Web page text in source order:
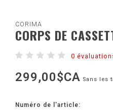
CORIMA
CORPS DE
0
299,00$CA Sans les
Numéro de l'article: